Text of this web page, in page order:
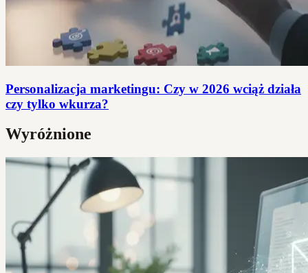
Personalizacja marketingu: Czy w 2026 wciąż działa
czy tylko wkurza?
Wyróżnione